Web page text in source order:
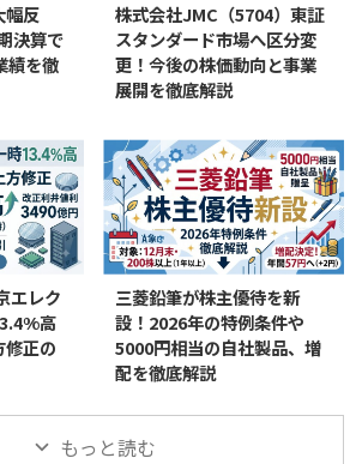
幅反
決算で
績を徹
株式会社JMC（5704）東証
スタンダード市場へ区分変
更！今後の株価動向と事業
展開を徹底解説
エレク
高
修正の
三菱鉛筆が株主優待を新
設！2026年の特例条件や
5000円相当の自社製品、増
配を徹底解説
もっと読む